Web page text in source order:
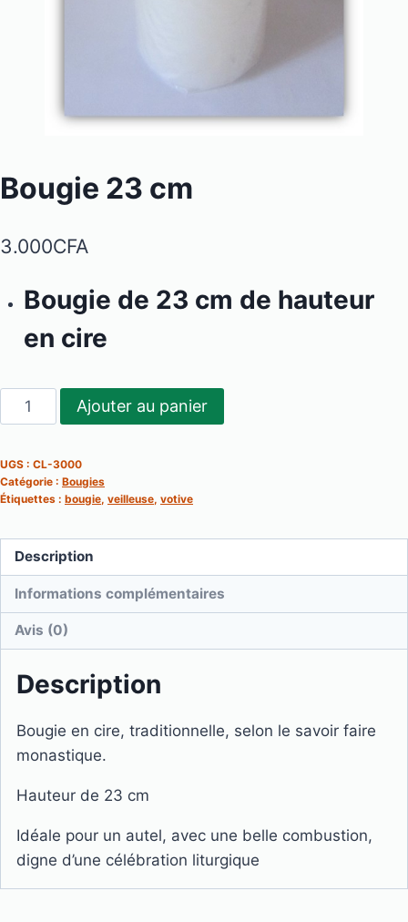
Bougie 23 cm
3.000CFA
Bougie de 23 cm de hauteur
en cire
quantité
de
23
cm
Ajouter au panier
UGS : CL-3000
Catégorie : Bougies
Étiquettes : bougie, veilleuse, votive
Description
Informations complémentaires
Avis (0)
Description
Bougie en cire, traditionnelle, selon le savoir faire
monastique.
Hauteur de 23 cm
Idéale pour un autel, avec une belle combustion,
digne d’une célébration liturgique